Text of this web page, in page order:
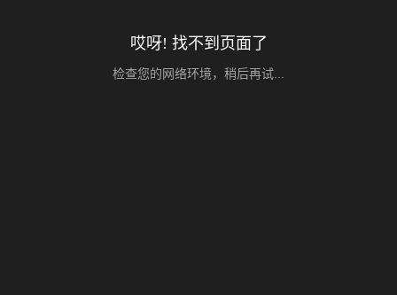
哎呀! 找不到页面了
检查您的网络环境，稍后再试...